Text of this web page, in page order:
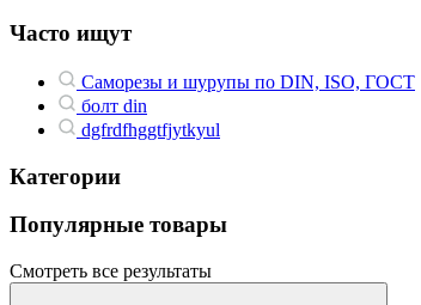
Часто ищут
Саморезы и шурупы по DIN, ISO, ГОСТ
болт din
dgfrdfhggtfjytkyul
Категории
Популярные товары
Смотреть все результаты